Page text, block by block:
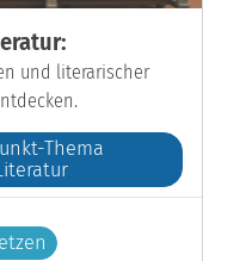
und literarischer
Thema